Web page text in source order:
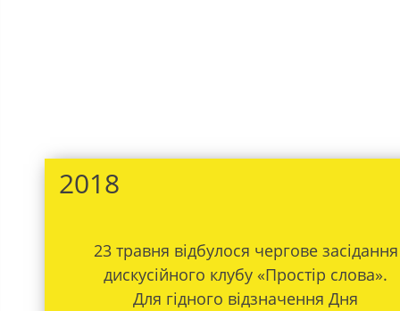
2018
23 травня відбулося чергове засідання
дискусійного клубу «Простір слова».
Для гідного відзначення Дня